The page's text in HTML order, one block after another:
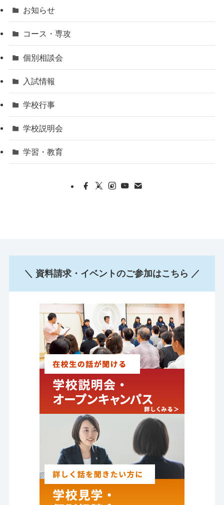
お知らせ
コース・専攻
個別相談会
入試情報
学校行事
学校説明会
学習・教育
＼ 資料請求・イベントのご参加はこちら ／